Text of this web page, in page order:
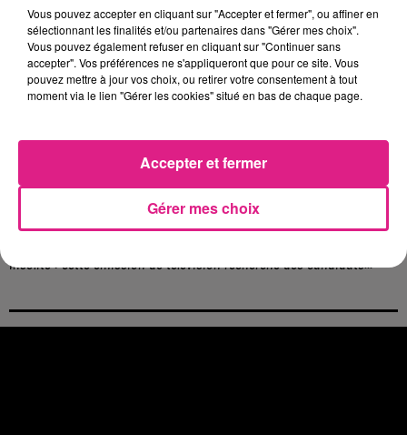
Casting de Woof : l'Euro-Métropole de Metz part à la recherche de...
4 août 2026
Officiel : Gauthier Hein quitte le FC Metz pour l'OGC Nice
4 août 2026
Officiel : le lac de Madine reporte son feu d’artifice
Eclipse Solaire du 12 août : où voir ce phénomène en Lorraine ?
Chalets de Noël solidaires : la ville de Metz lance un appel à...
Vosges : les feux d’artifice de Gérardmer sont annulés
Insolite : cette émission de télévision recherche des candidats...
Vous pouvez accepter en cliquant sur "Accepter et fermer", ou affiner en
sélectionnant les finalités et/ou partenaires dans "Gérer mes choix".
Vous pouvez également refuser en cliquant sur "Continuer sans
accepter". Vos préférences ne s'appliqueront que pour ce site. Vous
pouvez mettre à jour vos choix, ou retirer votre consentement à tout
moment via le lien "Gérer les cookies" situé en bas de chaque page.
Gérer mes choix
Accepter et fermer